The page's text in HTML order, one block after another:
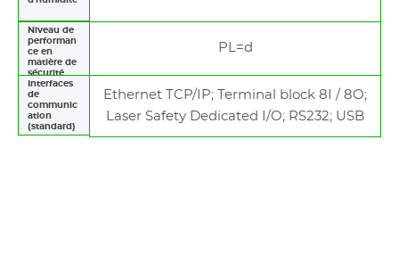
Niveau de
performan
ce en
matière de
sécurité
PL=d
Interfaces
de
communic
ation
(standard)
Ethernet TCP/IP; Terminal block 8I / 8O;
Laser Safety Dedicated I/O; RS232; USB